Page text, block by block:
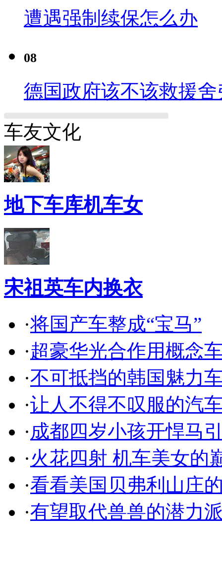
遭遇强制续保怎么办
08
德国政府该不该救援舍
车友文化
地下车库机车女
宋祖英车内换衣
·将国产车整成“宝马”
·超豪华光合作用概念
·不可抵挡的韩国魅力
·让人不得不叹服的汽
·成都四岁小孩开悍马
·火花四射 机车美女的
·看看美国贝弗利山庄
·有望取代兽兽的潜力